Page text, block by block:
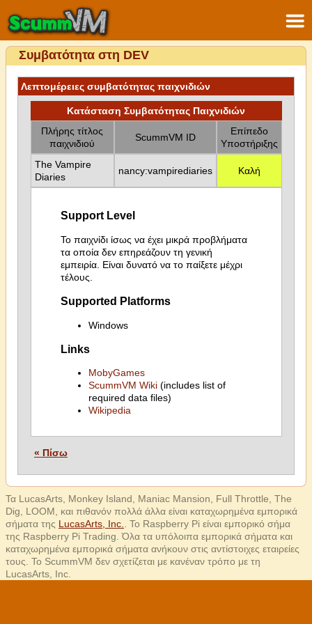
Συμβατότητα στη DEV
Λεπτομέρειες συμβατότητας παιχνιδιών
Κατάσταση Συμβατότητας Παιχνιδιών
Πλήρης τίτλος
παιχνιδιού
ScummVM ID
Επίπεδο
Υποστήριξης
The Vampire
Diaries
nancy:vampirediaries Καλή
Support Level
Το παιχνίδι ίσως να έχει μικρά προβλήματα
τα οποία δεν επηρεάζουν τη γενική
εμπειρία. Είναι δυνατό να το παίξετε μέχρι
τέλους.
Supported Platforms
Windows
Links
MobyGames
ScummVM Wiki(includes list of
required data files)
Wikipedia
« Πίσω
Τα LucasArts, Monkey Island, Maniac Mansion, Full Throttle, The
Dig, LOOM, και πιθανόν πολλά άλλα είναι καταχωρημένα εμπορικά
σήματα της LucasArts, Inc.
. Το Raspberry Pi είναι εμπορικό σήμα
της Raspberry Pi Trading. Όλα τα υπόλοιπα εμπορικά σήματα και
καταχωρημένα εμπορικά σήματα ανήκουν στις αντίστοιχες εταιρείες
τους. Το ScummVM δεν σχετίζεται με κανέναν τρόπο με τη
LucasArts, Inc.